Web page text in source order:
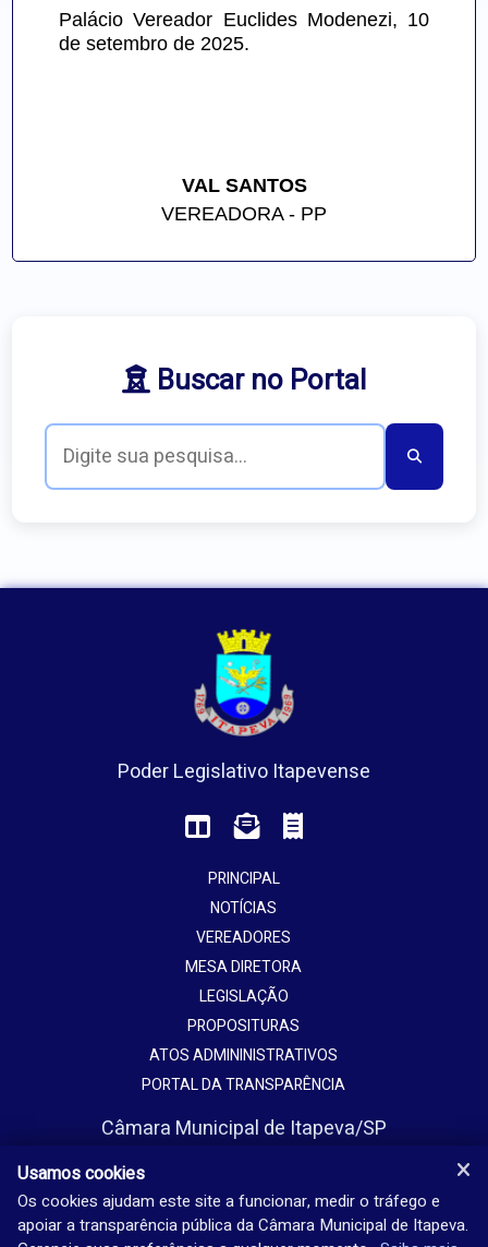
Palácio Vereador Euclides Modenezi, 10
de setembro de 2025.
VAL SANTOS
VEREADORA - PP
Buscar no Portal
Poder Legislativo Itapevense
PRINCIPAL
NOTÍCIAS
VEREADORES
MESA DIRETORA
LEGISLAÇÃO
PROPOSITURAS
ATOS ADMININISTRATIVOS
PORTAL DA TRANSPARÊNCIA
Câmara Municipal de Itapeva/SP
Jardim Europa - Itapeva - SP - Brasil
(15) 3524-9200
Usamos cookies
Os cookies ajudam este site a funcionar, medir o tráfego e
apoiar a transparência pública da Câmara Municipal de Itapeva.